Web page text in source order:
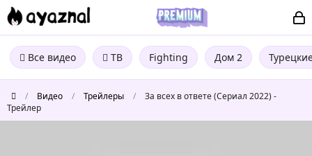
Все видео ТВ Fighting Дом 2
/ Видео / Трейлеры /
За всех в ответе (Сериал 2022) -
Трейлер